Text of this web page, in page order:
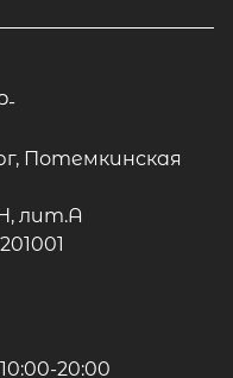
Потемкинская
лит.А
20:00